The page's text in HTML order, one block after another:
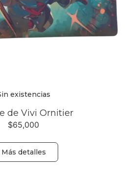
existencias
de Vivi Ornitier
$65,000
Más detalles